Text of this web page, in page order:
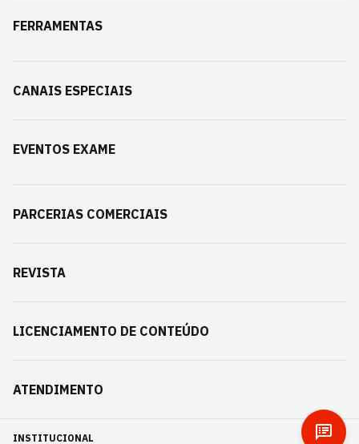
FERRAMENTAS
CANAIS ESPECIAIS
EVENTOS EXAME
PARCERIAS COMERCIAIS
REVISTA
LICENCIAMENTO DE CONTEÚDO
ATENDIMENTO
INSTITUCIONAL